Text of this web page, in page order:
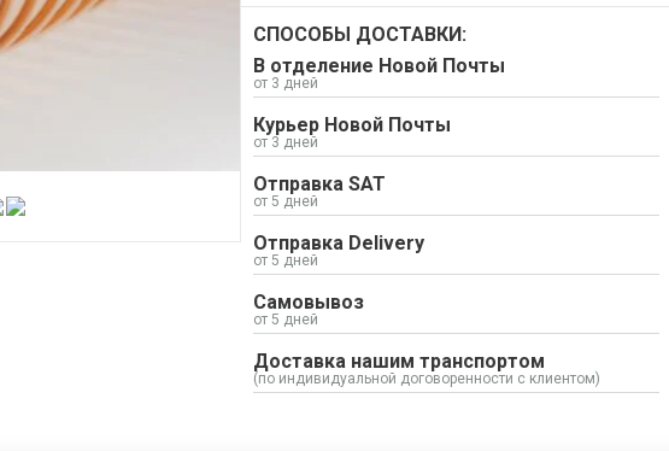
СПОСОБЫ ДОСТАВКИ:
В отделение Новой Почты
от 3 дней
Курьер Новой Почты
от 3 дней
Отправка SAT
от 5 дней
Отправка Delivery
от 5 дней
Самовывоз
от 5 дней
Доставка нашим транспортом
(по индивидуальной договоренности с клиентом)